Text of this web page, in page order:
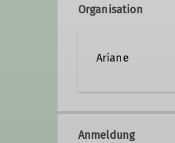
Organisation
Ariane
Anmeldung